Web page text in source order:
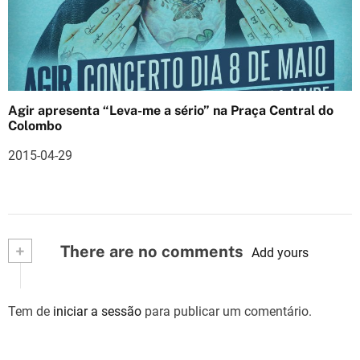
Agir apresenta “Leva-me a sério” na Praça Central do
Colombo
2015-04-29
+ There are no comments Add yours
Tem de iniciar a sessão para publicar um comentário.